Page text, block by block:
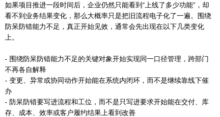
如果项目推进一段时间后，企业仍然只能看到“上线了多少功能”，却
看不到业务结果变化，那么大概率只是把旧流程电子化了一遍。围绕
防呆防错能力不足，真正开始见效，通常会先出现在以下几类变化
上。
- 围绕防呆防错能力不足的关键对象开始实现同一口径管理，跨部门
不再各自解释
- 变更、异常或协同动作开始能在系统内闭环，而不是继续靠线下催
办
- 防呆防错要写进流程和工位，而不是只写进要求开始能在交付、库
存、成本、效率或客户履约结果上看到改善